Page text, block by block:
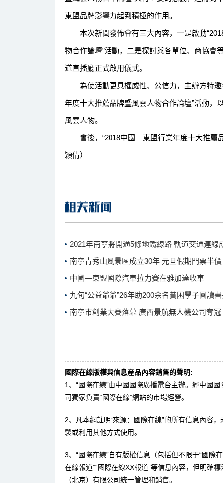
東盟品牌影響力起到積極的作用。
本次新聞發佈會有三大內容，一是啟動
物合作論壇”活動，二是探討與各單位、商協會
道直播廳正式啟用儀式。
為使活動更具權威性、公信力，主辦方特邀
年度十大推薦品牌暨風雲人物合作論壇”活動，
風雲人物。
會後，“2018中國—東盟行業年度十大推薦
穎倩）
2021年南寧將開通5條地鐵線路 軌道交通連線
南寧青秀山風景區成立30年 元旦假期門票半價
中國—東盟國際汽車拉力賽在雅加達收車
九旬“公益爺爺”26年助200余名貧困學子圓讀
南寧市創業大賽落幕 廣西景航無人機公司奪冠
國際在線版權與信息産品內容銷售的聲明:
1、“國際在線”由中國國際廣播電台主辦。經中國
司獨家負責“國際在線”網站的市場經營。
2、凡本網註明“來源：國際在線”的所有信息內容
製或利用其他方式使用。
3、“國際在線”自有版權信息（包括但不限于“國際
在線報道”“國際在線XX報道”等信息內容，但明確
（北京）有限公司統一管理和銷售。